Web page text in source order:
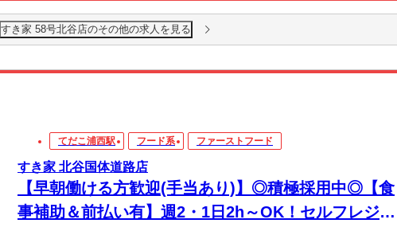
すき家 58号北谷店のその他の求人を見る
てだこ浦西駅 フード系 ファーストフード
すき家 北谷国体道路店
【早朝働ける方歓迎(手当あり)】◎積極採用中◎【食
事補助＆前払い有】週2・1日2h～OK！セルフレジで